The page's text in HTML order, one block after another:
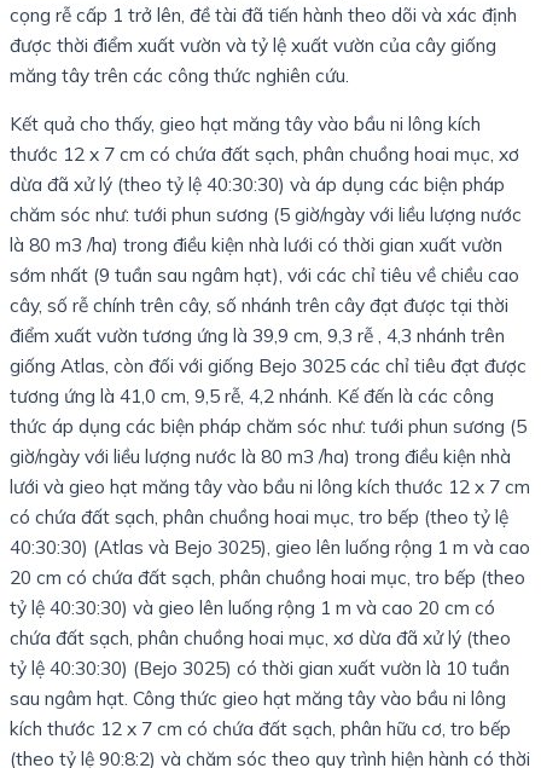
cọng rễ cấp 1 trở lên, đề tài đã tiến hành theo dõi và xác định
được thời điểm xuất vườn và tỷ lệ xuất vườn của cây giống
măng tây trên các công thức nghiên cứu.
Kết quả cho thấy, gieo hạt măng tây vào bầu ni lông kích
thước 12 x 7 cm có chứa đất sạch, phân chuồng hoai mục, xơ
dừa đã xử lý (theo tỷ lệ 40:30:30) và áp dụng các biện pháp
chăm sóc như: tưới phun sương (5 giờ/ngày với liều lượng nước
là 80 m3 /ha) trong điều kiện nhà lưới có thời gian xuất vườn
sớm nhất (9 tuần sau ngâm hạt), với các chỉ tiêu về chiều cao
cây, số rễ chính trên cây, số nhánh trên cây đạt được tại thời
điểm xuất vườn tương ứng là 39,9 cm, 9,3 rễ , 4,3 nhánh trên
giống Atlas, còn đối với giống Bejo 3025 các chỉ tiêu đạt được
tương ứng là 41,0 cm, 9,5 rễ, 4,2 nhánh. Kế đến là các công
thức áp dụng các biện pháp chăm sóc như: tưới phun sương (5
giờ/ngày với liều lượng nước là 80 m3 /ha) trong điều kiện nhà
lưới và gieo hạt măng tây vào bầu ni lông kích thước 12 x 7 cm
có chứa đất sạch, phân chuồng hoai mục, tro bếp (theo tỷ lệ
40:30:30) (Atlas và Bejo 3025), gieo lên luống rộng 1 m và cao
20 cm có chứa đất sạch, phân chuồng hoai mục, tro bếp (theo
tỷ lệ 40:30:30) và gieo lên luống rộng 1 m và cao 20 cm có
chứa đất sạch, phân chuồng hoai mục, xơ dừa đã xử lý (theo
tỷ lệ 40:30:30) (Bejo 3025) có thời gian xuất vườn là 10 tuần
sau ngâm hạt. Công thức gieo hạt măng tây vào bầu ni lông
kích thước 12 x 7 cm có chứa đất sạch, phân hữu cơ, tro bếp
(theo tỷ lệ 90:8:2) và chăm sóc theo quy trình hiện hành có thời